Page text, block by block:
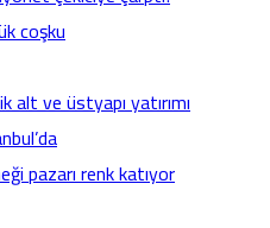
coşku
alt ve üstyapı yatırımı
pazarı renk katıyor